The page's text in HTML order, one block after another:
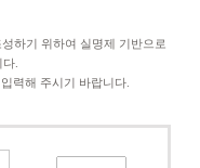
하기 위하여 실명제 기반으로
.
력해 주시기 바랍니다.